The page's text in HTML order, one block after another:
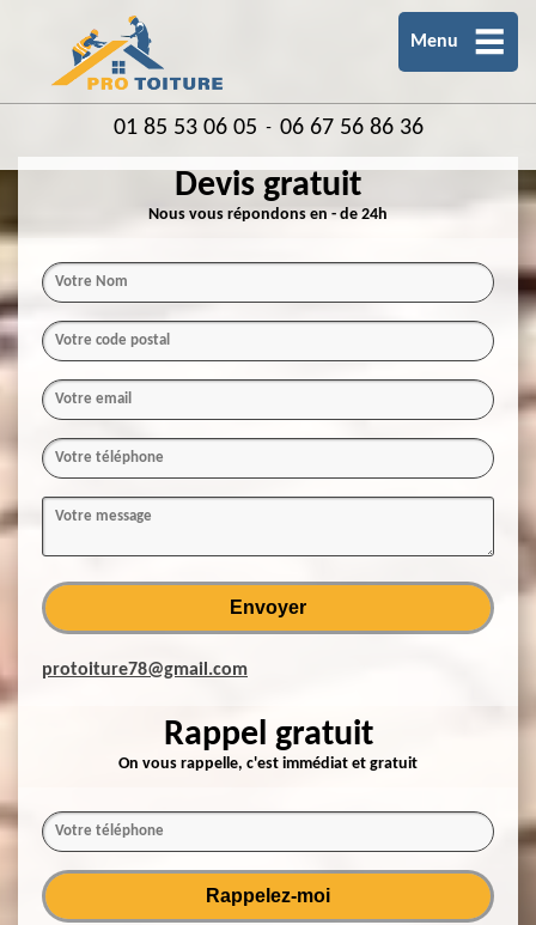
Menu
01 85 53 06 05 - 06 67 56 86 36
Devis gratuit
Nous vous répondons en - de 24h
protoiture78@gmail.com
Rappel gratuit
On vous rappelle, c'est immédiat et gratuit